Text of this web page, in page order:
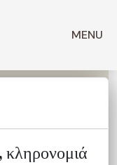
MENU
κληρονομιά